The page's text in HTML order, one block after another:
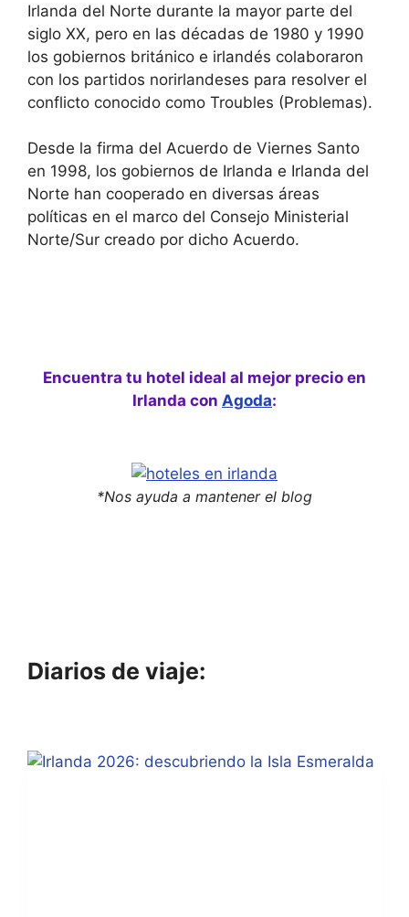
Irlanda del Norte durante la mayor parte del
siglo XX, pero en las décadas de 1980 y 1990
los gobiernos británico e irlandés colaboraron
con los partidos norirlandeses para resolver el
conflicto conocido como Troubles (Problemas).
Desde la firma del Acuerdo de Viernes Santo
en 1998, los gobiernos de Irlanda e Irlanda del
Norte han cooperado en diversas áreas
políticas en el marco del Consejo Ministerial
Norte/Sur creado por dicho Acuerdo.
Encuentra tu hotel ideal al mejor precio en
Irlanda con Agoda:
*Nos ayuda a mantener el blog
Diarios de viaje: